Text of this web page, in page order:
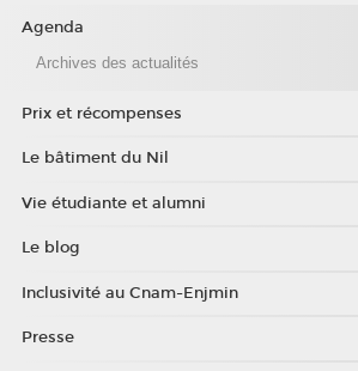
Agenda
Archives des actualités
Prix et récompenses
Le bâtiment du Nil
Vie étudiante et alumni
Le blog
Inclusivité au Cnam-Enjmin
Presse